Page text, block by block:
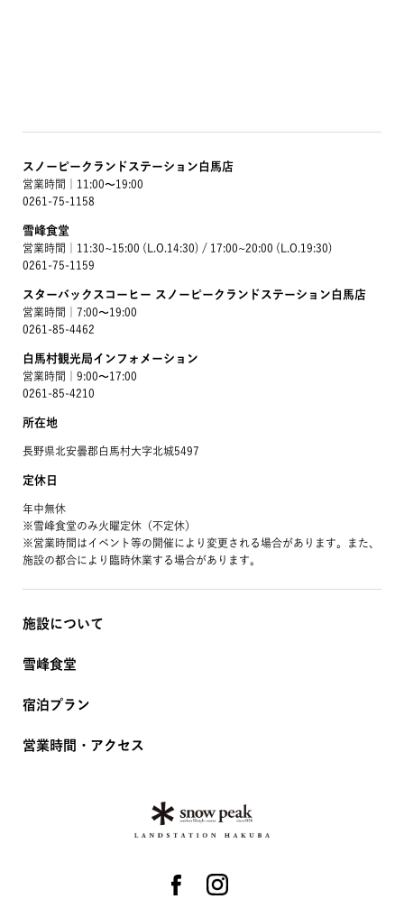
スノーピークランドステーション白馬店
営業時間｜11:00〜19:00
0261-75-1158
雪峰食堂
営業時間｜11:30~15:00 (L.O.14:30) / 17:00~20:00 (L.O.19:30)
0261-75-1159
スターバックスコーヒー スノーピークランドステーション白馬店
営業時間｜7:00〜19:00
0261-85-4462
白馬村観光局インフォメーション
営業時間｜9:00〜17:00
0261-85-4210
所在地
長野県北安曇郡白馬村大字北城5497
定休日
年中無休
※雪峰食堂のみ火曜定休（不定休）
※営業時間はイベント等の開催により変更される場合があります。また、
施設の都合により臨時休業する場合があります。
施設について
雪峰食堂
宿泊プラン
営業時間・アクセス